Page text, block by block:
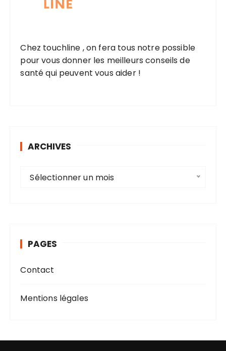
Chez touchline , on fera tous notre possible
pour vous donner les meilleurs conseils de
santé qui peuvent vous aider !
ARCHIVES
e
Sélectionner un mois
PAGES
Contact
Mentions légales